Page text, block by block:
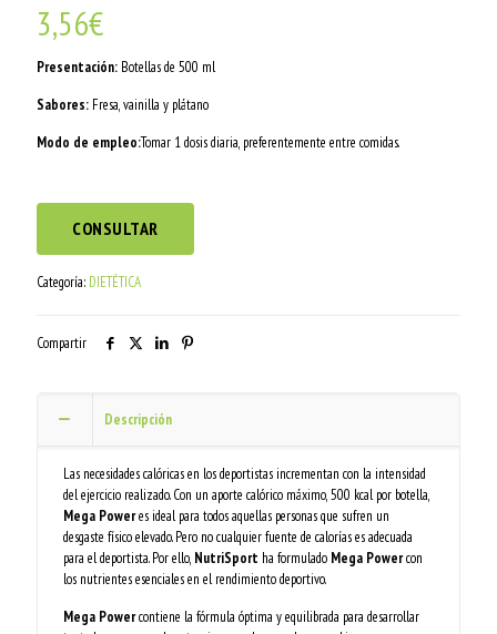
3,56€
Presentación: Botellas de 500 ml
Sabores: Fresa, vainilla y plátano
Modo de empleo:Tomar 1 dosis diaria, preferentemente entre comidas.
CONSULTAR
Categoría: DIETÉTICA
Compartir
Descripción
Las necesidades calóricas en los deportistas incrementan con la intensidad
del ejercicio realizado. Con un aporte calórico máximo, 500 kcal por botella,
Mega Poweres ideal para todos aquellas personas que sufren un
desgaste físico elevado. Pero no cualquier fuente de calorías es adecuada
para el deportista. Por ello, NutriSport ha formulado Mega Powercon
los nutrientes esenciales en el rendimiento deportivo.
Mega Powercontiene la fórmula óptima y equilibrada para desarrollar